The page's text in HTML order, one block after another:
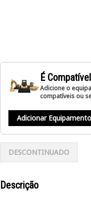
É
Adicione o
compatíveis ou
Adicionar Equipamento
DESCONTINUADO
Descrição